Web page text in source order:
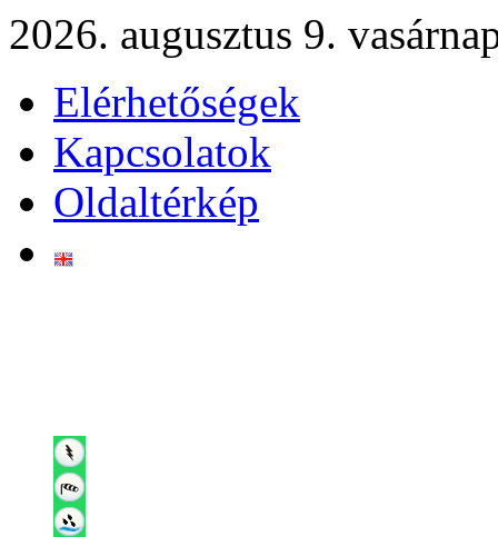
2026. augusztus 9.
Elérhetőségek
Kapcsolatok
Oldaltérkép